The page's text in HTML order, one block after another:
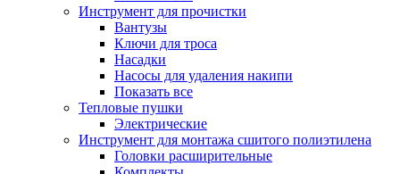
Инструмент для прочистки
Вантузы
Ключи для троса
Насадки
Насосы для удаления накипи
Показать все
Тепловые пушки
Электрические
Инструмент для монтажа сшитого полиэтилена
Головки расширительные